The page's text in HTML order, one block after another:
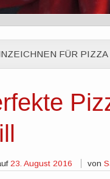
FÜR PIZZA
23. August 2016 von